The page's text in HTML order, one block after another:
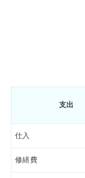
支出
仕入
修繕費